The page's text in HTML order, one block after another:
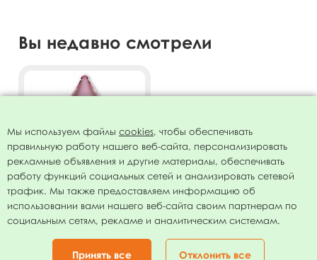
Вы недавно смотрели
AU Звезда Мистик Фламинго
19"/50 см
48.00руб.
Мы используем файлы cookies, чтобы обеспечивать
правильную работу нашего веб-сайта, персонализировать
рекламные объявления и другие материалы, обеспечивать
работу функций социальных сетей и анализировать сетевой
трафик. Мы также предоставляем информацию об
использовании вами нашего веб-сайта своим партнерам по
социальным сетям, рекламе и аналитическим системам.
Принять все Отклонить все